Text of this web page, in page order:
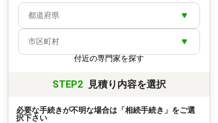
都道府県
市区町村
付近の専門家を探す
STEP2 見積り内容を選択
必要な手続きが不明な場合は「相続手続き」をご選
択下さい